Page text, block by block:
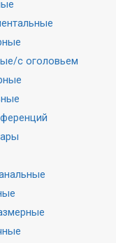
с оголовьем